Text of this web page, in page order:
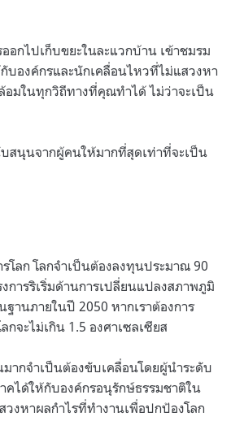
อกไปเก็บขยะในละแวกบ้าน เข้าชมรม
บองค์กรและนักเคลื่อนไหวที่ไม่แสวงหา
อมในทุกวิถีทางที่คุณทำได้ ไม่ว่าจะเป็น
บสนุนจากผู้คนให้มากที่สุดเท่าที่จะเป็น
โลก โลกจำเป็นต้องลงทุนประมาณ 90
การริเริ่มด้านการเปลี่ยนแปลงสภาพภูมิ
ฐานภายในปี 2050 หากเราต้องการ
จะไม่เกิน 1.5 องศาเซลเซียส
ากจำเป็นต้องขับเคลื่อนโดยผู้นำระดับ
คได้ให้กับองค์กรอนุรักษ์ธรรมชาติใน
งหาผลกำไรที่ทำงานเพื่อปกป้องโลก